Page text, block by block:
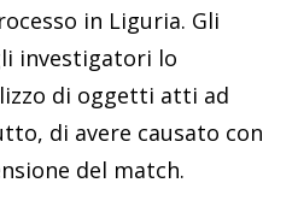
in Liguria. Gli
investigatori lo
di oggetti atti ad
di avere causato con
del match.